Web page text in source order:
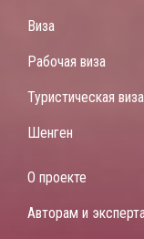
Виза
Рабочая виза
Туристическая виза
Шенген
О проекте
Авторам и